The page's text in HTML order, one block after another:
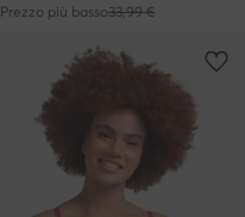
Prezzo più basso33,99 €